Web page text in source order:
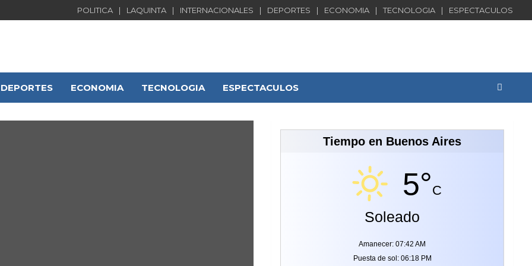
POLITICA LAQUINTA INTERNACIONALES DEPORTES ECONOMIA TECNOLOGIA ESPECTACULOS
DEPORTES ECONOMIA TECNOLOGIA ESPECTACULOS
Tiempo en Buenos Aires
5°C
Soleado
Amanecer: 07:42 AM
Puesta de sol: 06:18 PM